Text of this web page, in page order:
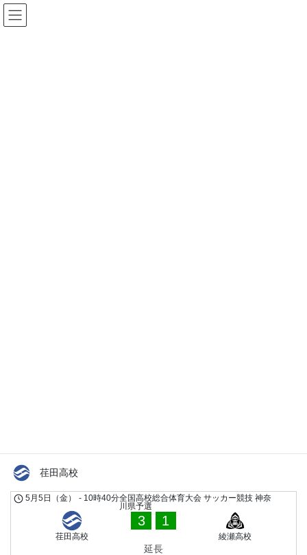
コ
ン
ナ
ビ
荏田高校
全国高校総合体育大会 サッカー競技 神奈
川県予選
5月5日（金） - 10時40分
荏田高校
3 1
綾瀬高校
延長